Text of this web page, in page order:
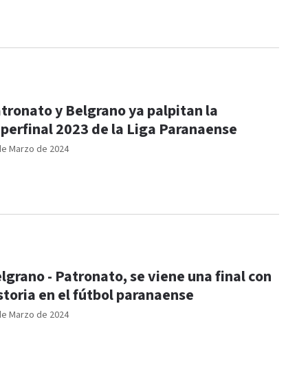
Marzo de 2024
y Belgrano ya palpitan la
2023 de la Liga Paranaense
Marzo de 2024
- Patronato, se viene una final con
en el fútbol paranaense